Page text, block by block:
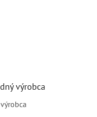
výrobca